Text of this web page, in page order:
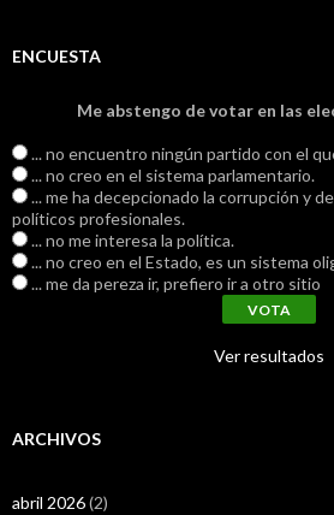
ENCUESTA
Me abstengo de votar en las
... no encuentro ningún partido con el
... no creo en el sistema parlamentario.
... me ha decepcionado la corrupción y
políticos profesionales.
... no me interesa la política.
... no creo en el Estado, es un sistema
... me da pereza ir, prefiero ir a otro sitio
Ver resultados
ARCHIVOS
abril 2026(2)